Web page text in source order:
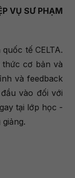
VỤ SƯ PHẠM
tế CELTA.
thức cơ bản và
và feedback
vào đối với
tại lớp học -